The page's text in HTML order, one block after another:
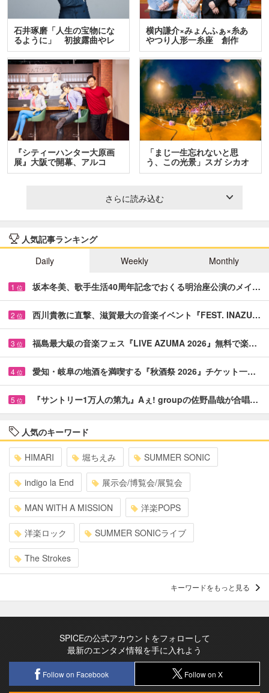
石井琢磨「人生の宝物にな
るように」 初披露曲やレ
ア…
横内謙介×みょんふぁ×糸あ
やつり人形一糸座 創作
人…
『シティーハンター大原画
展』大阪で開幕、アルコ
＆…
「まじ一生忘れないと思
う、この光景」スガ シカオ
と…
さらに読み込む
人気記事ランキング
Daily
Weekly Monthly
1 位 坂本冬美、歌手生活40周年記念でおくる明治座公演のメイ…
2 位 西川貴教に直撃、滋賀最大の音楽イベント『FEST. INAZU…
3 位 福島最大級の音楽フェス『LIVE AZUMA 2026』無料で楽…
4 位 愛知・岐阜の地酒を満喫する『秋酒祭 2026』チケット一…
5 位 『サントリー1万人の第九』Aぇ! groupの佐野晶哉が合唱…
人気のキーワード
HIMARI 堀ちえみ SUMMER SONIC
indigo la End 展示会/博覧会/展覧会
MAN WITH A MISSION 洋楽POPS
洋楽ロック SUMMER SONICライブ
The Strokes
キーワードをもっと見る
SPICEの公式アカウントをフォローして
最新のエンタメ情報を手に入れよう
Follow on Facebook Follow on X